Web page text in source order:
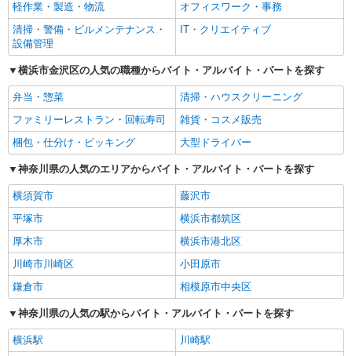
軽作業・製造・物流
オフィスワーク・事務
清掃・警備・ビルメンテナンス・
設備管理
IT・クリエイティブ
横浜市金沢区の人気の職種からバイト・アルバイト・パートを探す
弁当・惣菜
清掃・ハウスクリーニング
ファミリーレストラン・回転寿司
雑貨・コスメ販売
梱包・仕分け・ピッキング
大型ドライバー
神奈川県の人気のエリアからバイト・アルバイト・パートを探す
横須賀市
藤沢市
平塚市
横浜市都筑区
厚木市
横浜市港北区
川崎市川崎区
小田原市
鎌倉市
相模原市中央区
神奈川県の人気の駅からバイト・アルバイト・パートを探す
横浜駅
川崎駅